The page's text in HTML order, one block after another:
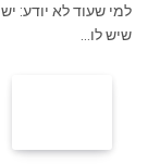
למי שעוד לא יודע:
שיש לו…